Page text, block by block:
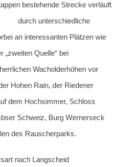
bestehende Strecke verläuft
durch unterschiedliche
an interessanten Plätzen wie
„zweiten Quelle“ bei
Wacholderhöhen vor
Hohen Rain, der Riedener
dem Hochsimmer, Schloss
Schweiz, Burg Wernerseck
des Rauscherparks.
nach Langscheid